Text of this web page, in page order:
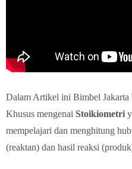
Dalam Artikel ini Bimbel Jakarta
Khusus mengenai Stoikiometri
mempelajari dan menghitung
(reaktan) dan hasil reaksi